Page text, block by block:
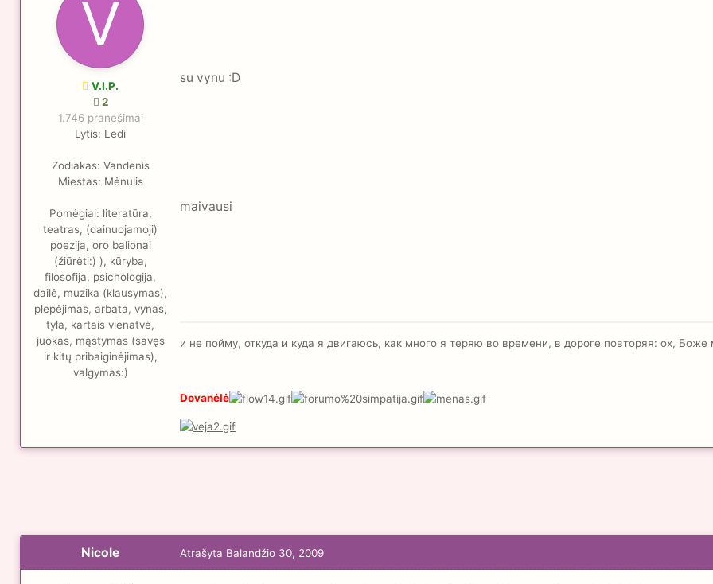
V.I.P.
2
1.746 pranešimai
Lytis: Ledi
Zodiakas: Vandenis
Miestas: Mėnulis
Pomėgiai: literatūra,
teatras, (dainuojamoji)
poezija, oro balionai
(žiūrėti:) ), kūryba,
filosofija, psichologija,
dailė, muzika (klausymas),
plepėjimas, arbata, vynas,
tyla, kartais vienatvė,
juokas, mąstymas (savęs
ir kitų pribaiginėjimas),
valgymas:)
su vynu :D
maivausi
и не пойму, откуда и куда я двигаюсь, как много я теряю во времени, в дороге повторяя: ох, Боже
Dovanėlė
Nicole Atrašyta Balandžio 30, 2009